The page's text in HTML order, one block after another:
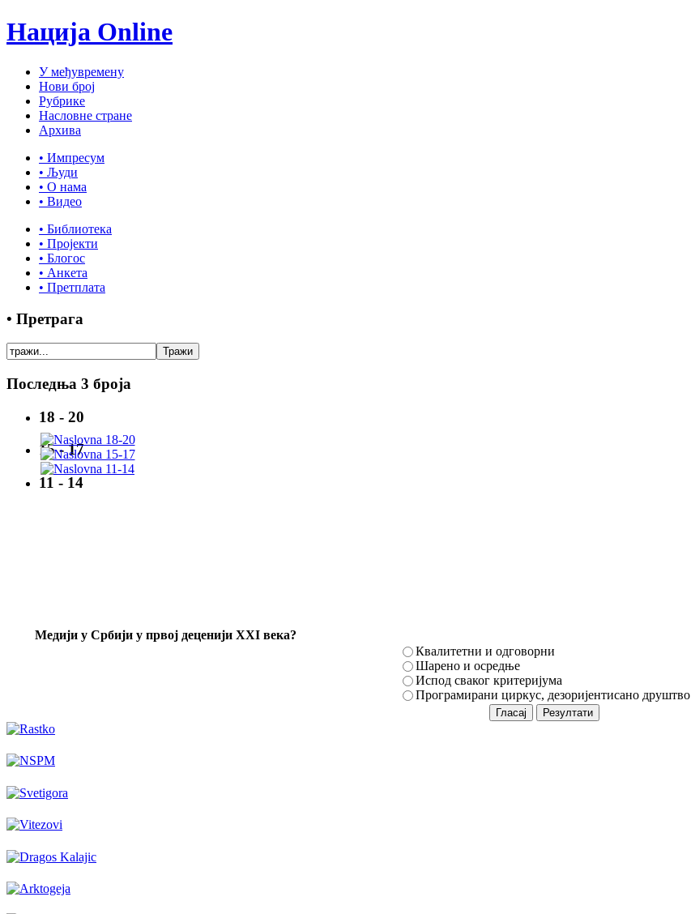
Нација Online
У међувремену
Нови број
Рубрике
Насловне стране
Архива
• Импресум
• Људи
• О нама
• Видео
• Библиотека
• Пројекти
• Блогос
• Анкета
• Претплата
• Претрага
Последња 3 броја
18 - 20
15 - 17
11 - 14
Mедији у Србији у првој деценији XXI века?
Квалитетни и одговорни
Шарено и осредње
Испод сваког критеријума
Програмирани циркус, дезоријентисано друштво